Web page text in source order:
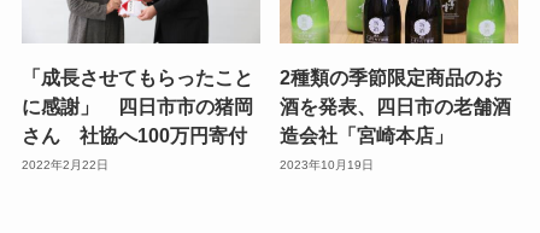
「成長させてもらったこと
に感謝」 四日市市の猪岡
さん 社協へ100万円寄付
2022年2月22日
2種類の季節限定商品のお
酒を発表、四日市の老舗酒
造会社「宮崎本店」
2023年10月19日